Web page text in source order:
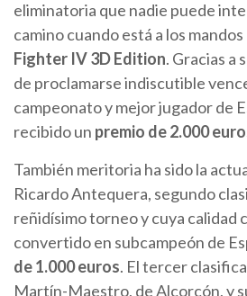
eliminatoria que nadie puede
camino cuando está a los mandos
Fighter IV 3D Edition. Gracias a
de proclamarse indiscutible
campeonato y mejor jugador de
recibido un premio de 2.000
También meritoria ha sido la
Ricardo Antequera, segundo
reñidísimo torneo y cuya calidad
convertido en subcampeón de
de1.000 euros. El tercer
Martín-Maestro, de Alcorcón, y